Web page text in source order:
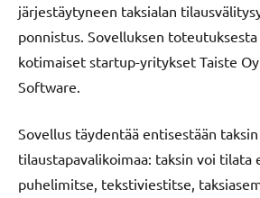
järjestäytyneen taksialan
ponnistus. Sovelluksen
kotimaiset startup-yritykset Taiste
Software.
Sovellus täydentää entisestään taksin
tilaustapavalikoimaa: taksin voi tilata
puhelimitse, tekstiviestitse,